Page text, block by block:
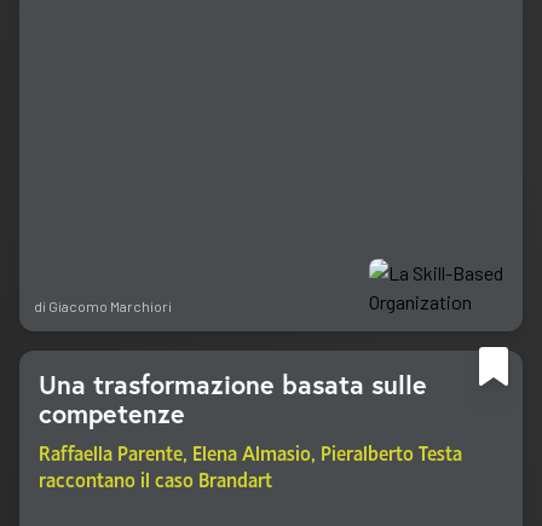
di Giacomo Marchiori
Una trasformazione basata sulle
competenze
Raffaella Parente, Elena Almasio, Pieralberto Testa
raccontano il caso Brandart